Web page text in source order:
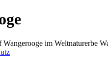
im Weltnaturerbe